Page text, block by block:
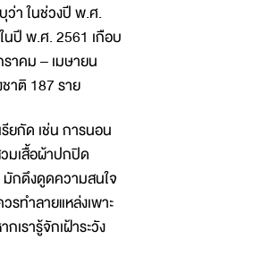
ว่า ในช่วงปี พ.ศ.
นปี พ.ศ. 2561 เกือบ
าคม – เมษายน
าติ 187 ราย
ยกัด เช่น การนอน
มเสื้อผ้าปกปิด
มักดึงดูดความสนใจ
รทำลายแหล่งเพาะ
เรารู้จักเฝ้าระวัง